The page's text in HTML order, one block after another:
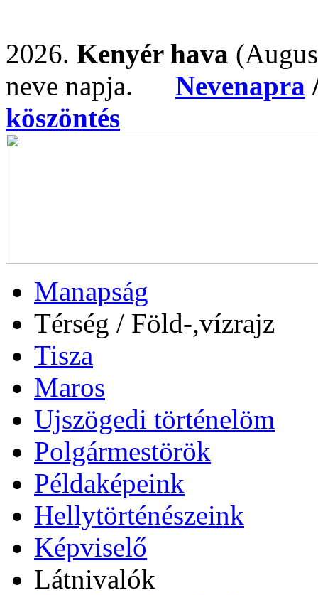
2026. Kenyér hava
neve napja. Nevenapra
köszöntés
Manapság
Térség / Föld-,vízrajz
Tisza
Maros
Ujszögedi történelöm
Polgármestörök
Példaképeink
Hellytörténészeink
Képviselő
Látnivalók